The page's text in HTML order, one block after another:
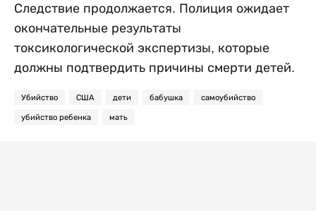
Следствие продолжается. Полиция ожидает
окончательные результаты
токсикологической экспертизы, которые
должны подтвердить причины смерти детей.
Убийство США дети бабушка самоубийство
убийство ребенка мать